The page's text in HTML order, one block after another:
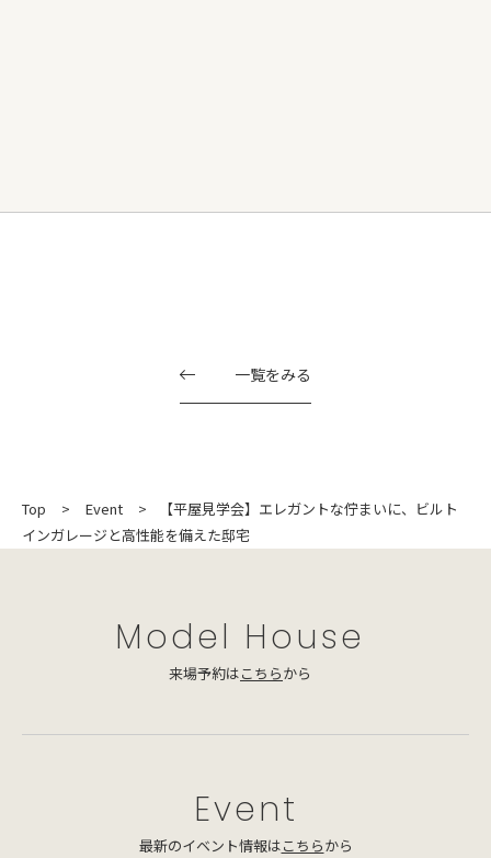
一覧をみる
Top Event
【平屋見学会】エレガントな佇まいに、ビルト
インガレージと高性能を備えた邸宅
Model House
来場予約はこちらから
Event
最新のイベント情報はこちらから